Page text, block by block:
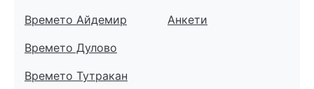
Времето Айдемир
Времето Дулово
Времето Тутракан
Анкети